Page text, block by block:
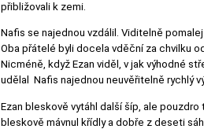
přibližovali k zemi.
Nafis se najednou vzdálil. Viditelně
Oba přátelé byli docela vděční za chvilku
Nicméně, když Ezan viděl, v jak výhodné
udělal Nafis najednou neuvěřitelně rychlý
Ezan bleskově vytáhl další šíp, ale
bleskově mávnul křídly a dobře z deseti